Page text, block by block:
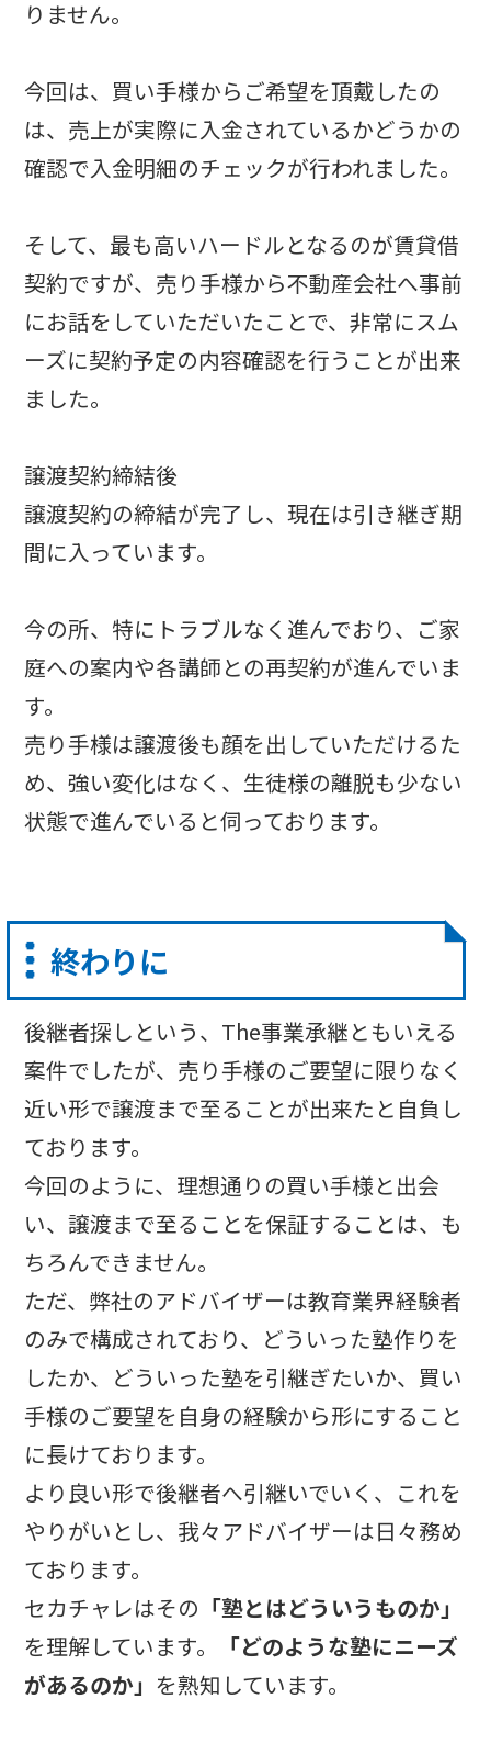
りません。
今回は、買い手様からご希望を頂戴したの
は、売上が実際に入金されているかどうかの
確認で入金明細のチェックが行われました。
そして、最も高いハードルとなるのが賃貸借
契約ですが、売り手様から不動産会社へ事前
にお話をしていただいたことで、非常にスム
ーズに契約予定の内容確認を行うことが出来
ました。
譲渡契約締結後
譲渡契約の締結が完了し、現在は引き継ぎ期
間に入っています。
今の所、特にトラブルなく進んでおり、ご家
庭への案内や各講師との再契約が進んでいま
す。
売り手様は譲渡後も顔を出していただけるた
め、強い変化はなく、生徒様の離脱も少ない
状態で進んでいると伺っております。
終わりに
後継者探しという、The事業承継ともいえる
案件でしたが、売り手様のご要望に限りなく
近い形で譲渡まで至ることが出来たと自負し
ております。
今回のように、理想通りの買い手様と出会
い、譲渡まで至ることを保証することは、も
ちろんできません。
ただ、弊社のアドバイザーは教育業界経験者
のみで構成されており、どういった塾作りを
したか、どういった塾を引継ぎたいか、買い
手様のご要望を自身の経験から形にすること
に長けております。
より良い形で後継者へ引継いでいく、これを
やりがいとし、我々アドバイザーは日々務め
ております。
セカチャレはその 「塾とはどういうものか」
を理解しています。
「どのような塾にニーズ
があるのか」 を熟知しています。